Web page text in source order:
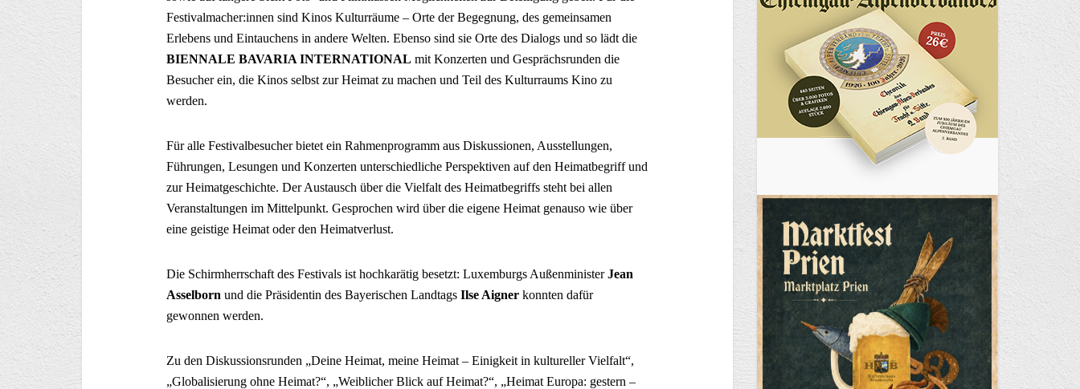
Festivalmacher:innen sind Kinos Kulturräume – Orte der Begegnung, des gemeinsamen
Erlebens und Eintauchens in andere Welten. Ebenso sind sie Orte des Dialogs und so lädt die
BIENNALE BAVARIA INTERNATIONAL mit Konzerten und Gesprächsrunden die
Besucher ein, die Kinos selbst zur Heimat zu machen und Teil des Kulturraums Kino zu
werden.
Für alle Festivalbesucher bietet ein Rahmenprogramm aus Diskussionen, Ausstellungen,
Führungen, Lesungen und Konzerten unterschiedliche Perspektiven auf den Heimatbegriff und
zur Heimatgeschichte. Der Austausch über die Vielfalt des Heimatbegriffs steht bei allen
Veranstaltungen im Mittelpunkt. Gesprochen wird über die eigene Heimat genauso wie über
eine geistige Heimat oder den Heimatverlust.
Die Schirmherrschaft des Festivals ist hochkarätig besetzt: Luxemburgs AußenministerJean
Asselborn und die Präsidentin des Bayerischen Landtags Ilse Aigner konnten dafür
gewonnen werden.
Zu den Diskussionsrunden „Deine Heimat, meine Heimat – Einigkeit in kultureller Vielfalt“,
„Globalisierung ohne Heimat?“, „Weiblicher Blick auf Heimat?“, „Heimat Europa: gestern –